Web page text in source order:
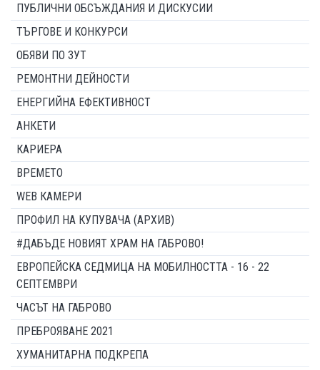
ПУБЛИЧНИ ОБСЪЖДАНИЯ И ДИСКУСИИ
ТЪРГОВЕ И КОНКУРСИ
ОБЯВИ ПО ЗУТ
РЕМОНТНИ ДЕЙНОСТИ
ЕНЕРГИЙНА ЕФЕКТИВНОСТ
АНКЕТИ
КАРИЕРА
ВРЕМЕТО
WEB КАМЕРИ
ПРОФИЛ НА КУПУВАЧА (АРХИВ)
#ДАБЪДЕ НОВИЯТ ХРАМ НА ГАБРОВО!
ЕВРОПЕЙСКА СЕДМИЦА НА МОБИЛНОСТТА - 16 - 22
СЕПТЕМВРИ
ЧАСЪТ НА ГАБРОВО
ПРЕБРОЯВАНЕ 2021
ХУМАНИТАРНА ПОДКРЕПА